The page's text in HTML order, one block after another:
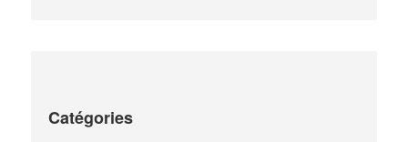
Catégories